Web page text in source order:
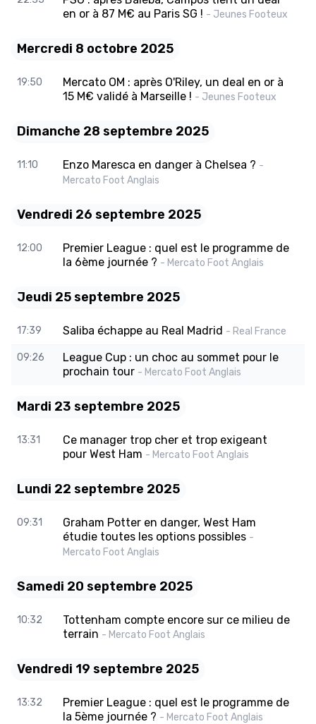
en or à 87 M€ au Paris SG ! - Jeunes Footeux
Mercredi 8 octobre 2025
19:50
Mercato OM : après O'Riley, un deal en or à
15 M€ validé à Marseille ! - Jeunes Footeux
Dimanche 28 septembre 2025
11:10 Enzo Maresca en danger à Chelsea ? -
Mercato Foot Anglais
Vendredi 26 septembre 2025
12:00
Premier League : quel est le programme de
la 6ème journée ? - Mercato Foot Anglais
Jeudi 25 septembre 2025
17:39 Saliba échappe au Real Madrid - Real France
09:26
League Cup : un choc au sommet pour le
prochain tour - Mercato Foot Anglais
Mardi 23 septembre 2025
13:31
Ce manager trop cher et trop exigeant
pour West Ham - Mercato Foot Anglais
Lundi 22 septembre 2025
09:31
Graham Potter en danger, West Ham
étudie toutes les options possibles -
Mercato Foot Anglais
Samedi 20 septembre 2025
10:32
Tottenham compte encore sur ce milieu de
terrain - Mercato Foot Anglais
Vendredi 19 septembre 2025
13:32
Premier League : quel est le programme de
la 5ème journée ? - Mercato Foot Anglais